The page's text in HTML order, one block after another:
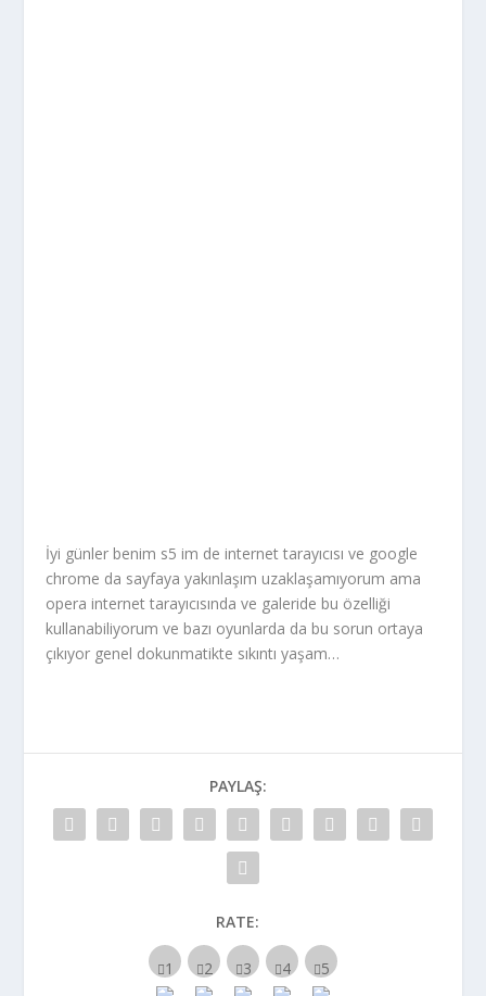
İyi günler benim s5 im de internet tarayıcısı ve google
chrome da sayfaya yakınlaşım uzaklaşamıyorum ama
opera internet tarayıcısında ve galeride bu özelliği
kullanabiliyorum ve bazı oyunlarda da bu sorun ortaya
çıkıyor genel dokunmatikte sıkıntı yaşam…
PAYLAŞ:
RATE: